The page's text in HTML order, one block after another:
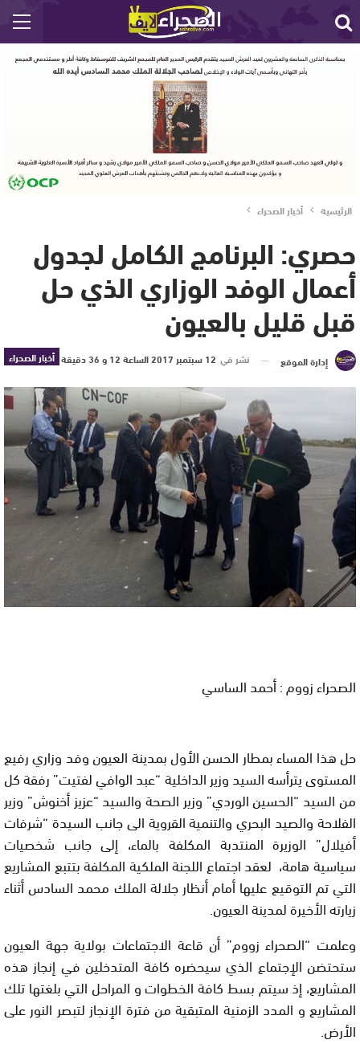
الرئيسية أخبار الصحراء
حصري: البرنامج الكامل لجدول
أعمال الوفد الوزاري الذي حل
قبل قليل بالعيون
أخبار الصحراء إدارة الموقع نشر في 12 سبتمبر 2017 الساعة 12 و 36 دقيقة
الصحراء زووم : أحمد الساسي
حل هذا المساء بمطار الحسن الأول بمدينة العيون وفد وزاري رفيع
المستوى يترأسه السيد وزير الداخلية “عبد الوافي لفتيت” رفقة كل
من السيد “الحسين الوردي” وزير الصحة والسيد “عزيز أخنوش” وزير
الفلاحة والصيد البحري والتنمية القروية الى جانب السيدة “شرفات
أفيلال” الوزيرة المنتدبة المكلفة بالماء، إلى جانب شخصيات
سياسية هامة، لعقد اجتماع اللجنة الملكية المكلفة بتتبع المشاريع
التي تم التوقيع عليها أمام أنظار جلالة الملك محمد السادس أثناء
زيارته الأخيرة لمدينة العيون.
وعلمت “الصحراء زووم” أن قاعة الاجتماعات بولاية جهة العيون
ستحتضن الإجتماع الذي سيحضره كافة المتدخلين في إنجاز هذه
المشاريع، إذ سيتم بسط كافة الخطوات و المراحل التي بلغتها تلك
المشاريع و المدد الزمنية المتبقية من فترة الإنجاز لتبصر النور على
الأرض.